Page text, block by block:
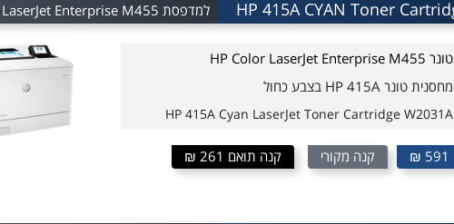
למדפסת HP Color LaserJet Enterprise M455
טונר HP Color LaserJet Enterprise M455
מחסנית טונר HP 415A בצבע כחול
HP 415A Cyan LaserJet Toner Cartridge W2031A
591 ₪ קנה מקורי קנה תואם 261 ₪